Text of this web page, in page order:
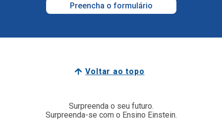
Preencha o formulário
Voltar ao topo
Surpreenda o seu futuro.
Surpreenda-se com o Ensino Einstein.